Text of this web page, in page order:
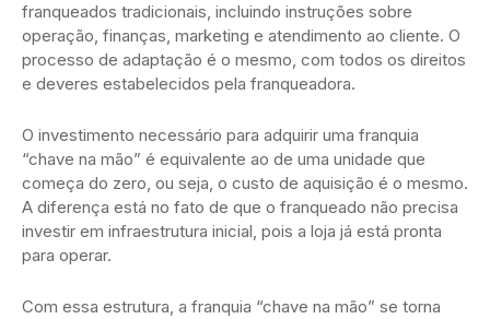
franqueados tradicionais, incluindo instruções sobre
operação, finanças, marketing e atendimento ao cliente. O
processo de adaptação é o mesmo, com todos os direitos
e deveres estabelecidos pela franqueadora.
O investimento necessário para adquirir uma franquia
“chave na mão” é equivalente ao de uma unidade que
começa do zero, ou seja, o custo de aquisição é o mesmo.
A diferença está no fato de que o franqueado não precisa
investir em infraestrutura inicial, pois a loja já está pronta
para operar.
Com essa estrutura, a franquia “chave na mão” se torna